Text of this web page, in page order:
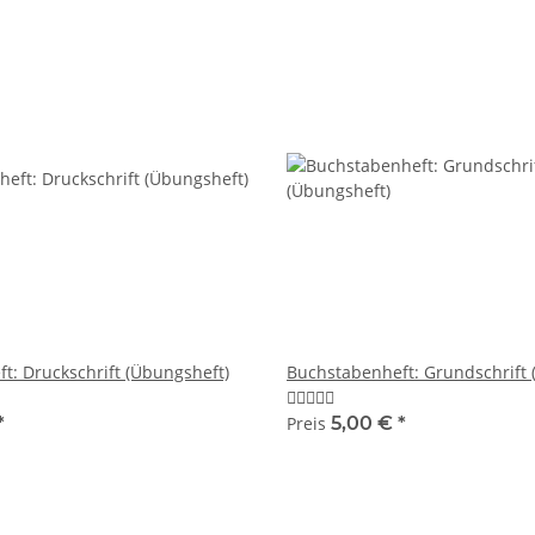
Druckschrift (Übungsheft) Buchstabenheft: Grundschrift
Preis 5,00 € *